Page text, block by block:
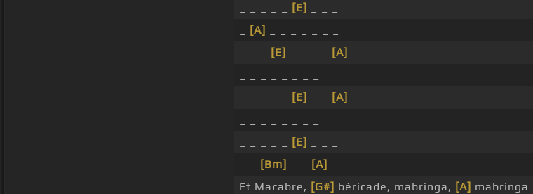
[E]
[A]
[E] [A]
[E] [A]
[E]
[Bm] [A]
Et Macabre, [G#] béricade, mabringa, [A] mabringa _